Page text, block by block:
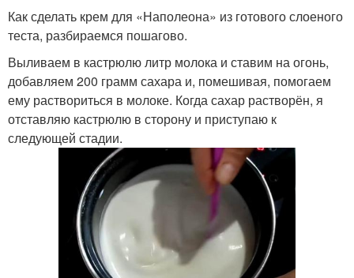
Как сделать крем для «Наполеона» из готового слоеного
теста, разбираемся пошагово.
Выливаем в кастрюлю литр молока и ставим на огонь,
добавляем 200 грамм сахара и, помешивая, помогаем
ему раствориться в молоке. Когда сахар растворён, я
отставляю кастрюлю в сторону и приступаю к
следующей стадии.